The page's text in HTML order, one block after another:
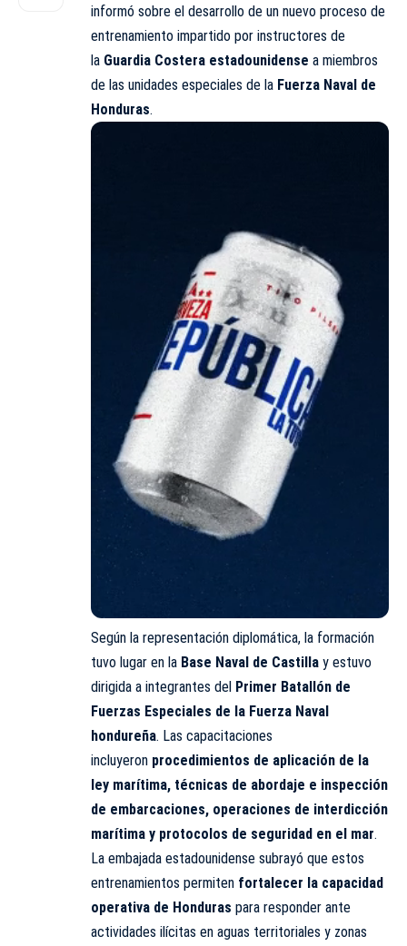
informó sobre el desarrollo de un nuevo proceso de
entrenamiento impartido por instructores de
la Guardia Costera estadounidense a miembros
de las unidades especiales de la Fuerza Naval de
Honduras.
Según la representación diplomática, la formación
tuvo lugar en la Base Naval de Castilla y estuvo
dirigida a integrantes del Primer Batallón de
Fuerzas Especiales de la Fuerza Naval
hondureña. Las capacitaciones
incluyeron procedimientos de aplicación de la
ley marítima, técnicas de abordaje e inspección
de embarcaciones, operaciones de interdicción
marítima y protocolos de seguridad en el mar.
La embajada estadounidense subrayó que estos
entrenamientos permiten fortalecer la capacidad
operativa de Honduras para responder ante
actividades ilícitas en aguas territoriales y zonas